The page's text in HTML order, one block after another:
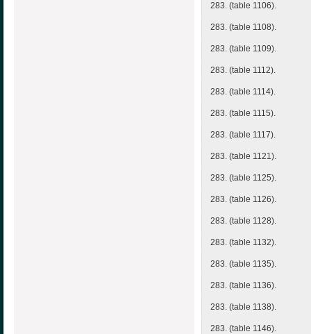
283. (table 1106).
283. (table 1108).
283. (table 1109).
283. (table 1112).
283. (table 1114).
283. (table 1115).
283. (table 1117).
283. (table 1121).
283. (table 1125).
283. (table 1126).
283. (table 1128).
283. (table 1132).
283. (table 1135).
283. (table 1136).
283. (table 1138).
283. (table 1146).